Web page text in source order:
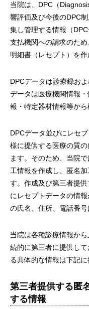
当院は、DPC（
響評価及び今後のDPC
集し管理する情報（
支払機関への請求のた
明細書（レセプト）を作
DPCデータは診療録お
データは医療機関情報
報・特定器材情報等から
DPCデータ並びにレセ
様に提供する医療の質
ます。そのため、当院
工情報を作成し、匿名
す。作成及び第三者提
にレセプトデータの情
の氏名、住所、電話番号
当院は各種診療情報か
続的に第三者に提供し
る具体的な情報は下記に
第三者提供する匿
する情報